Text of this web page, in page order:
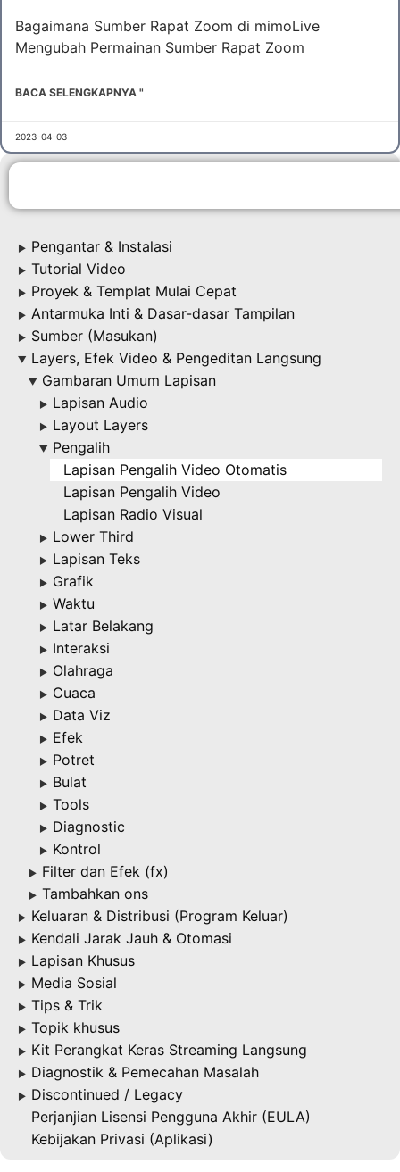
▶ Pengantar & Instalasi
▶ Tutorial Video
▶ Proyek & Templat Mulai Cepat
▶ Antarmuka Inti & Dasar-dasar Tampilan
▶ Sumber (Masukan)
▶ Layers, Efek Video & Pengeditan Langsung
▶ Gambaran Umum Lapisan
▶ Lapisan Audio
▶ Layout Layers
▶
Pengalih
Lapisan Pengalih Video Otomatis
Lapisan Pengalih Video
Lapisan Radio Visual
▶ Lower Third
▶ Lapisan Teks
▶ Grafik
▶ Waktu
▶ Latar Belakang
▶ Interaksi
▶ Olahraga
▶ Cuaca
▶ Data Viz
▶ Efek
▶ Potret
▶ Bulat
▶ Tools
▶ Diagnostic
▶ Kontrol
▶ Filter dan Efek (fx)
▶ Tambahkan ons
▶ Keluaran & Distribusi (Program Keluar)
▶ Kendali Jarak Jauh & Otomasi
▶ Lapisan Khusus
▶ Media Sosial
▶ Tips & Trik
▶ Topik khusus
▶ Kit Perangkat Keras Streaming Langsung
▶ Diagnostik & Pemecahan Masalah
▶ Discontinued / Legacy
Perjanjian Lisensi Pengguna Akhir (EULA)
Kebijakan Privasi (Aplikasi)
Bagaimana Sumber Rapat Zoom di mimoLive
Mengubah Permainan Sumber Rapat Zoom
BACA SELENGKAPNYA "
2023-04-03